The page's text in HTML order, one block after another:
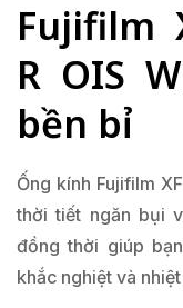
Fujifilm
R OIS
bền bỉ
Ống kính Fujifilm
thời tiết ngăn bụi
đồng thời giúp
khắc nghiệt và